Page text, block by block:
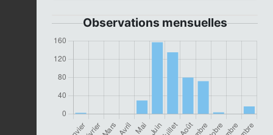
Observations mensuelles